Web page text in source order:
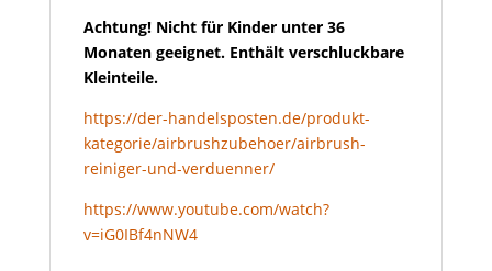
Achtung! Nicht für Kinder unter 36
Monaten geeignet. Enthält verschluckbare
Kleinteile.
https://der-handelsposten.de/produkt-
kategorie/airbrushzubehoer/airbrush-
reiniger-und-verduenner/
https://www.youtube.com/watch?
v=iG0IBf4nNW4